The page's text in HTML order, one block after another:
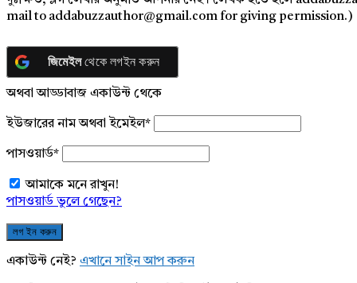
mail to addabuzzauthor@gmail.com for giving permission.)
জিমেইলথেকে লগইন করুন
অথবা আড্ডাবাজ একাউন্ট থেকে
ইউজারের নাম অথবা ইমেইল*
পাসওয়ার্ড*
আমাকে মনে রাখুন!
পাসওয়ার্ড ভুলে গেছেন?
একাউন্ট নেই? এখানে সাইন আপ করুন